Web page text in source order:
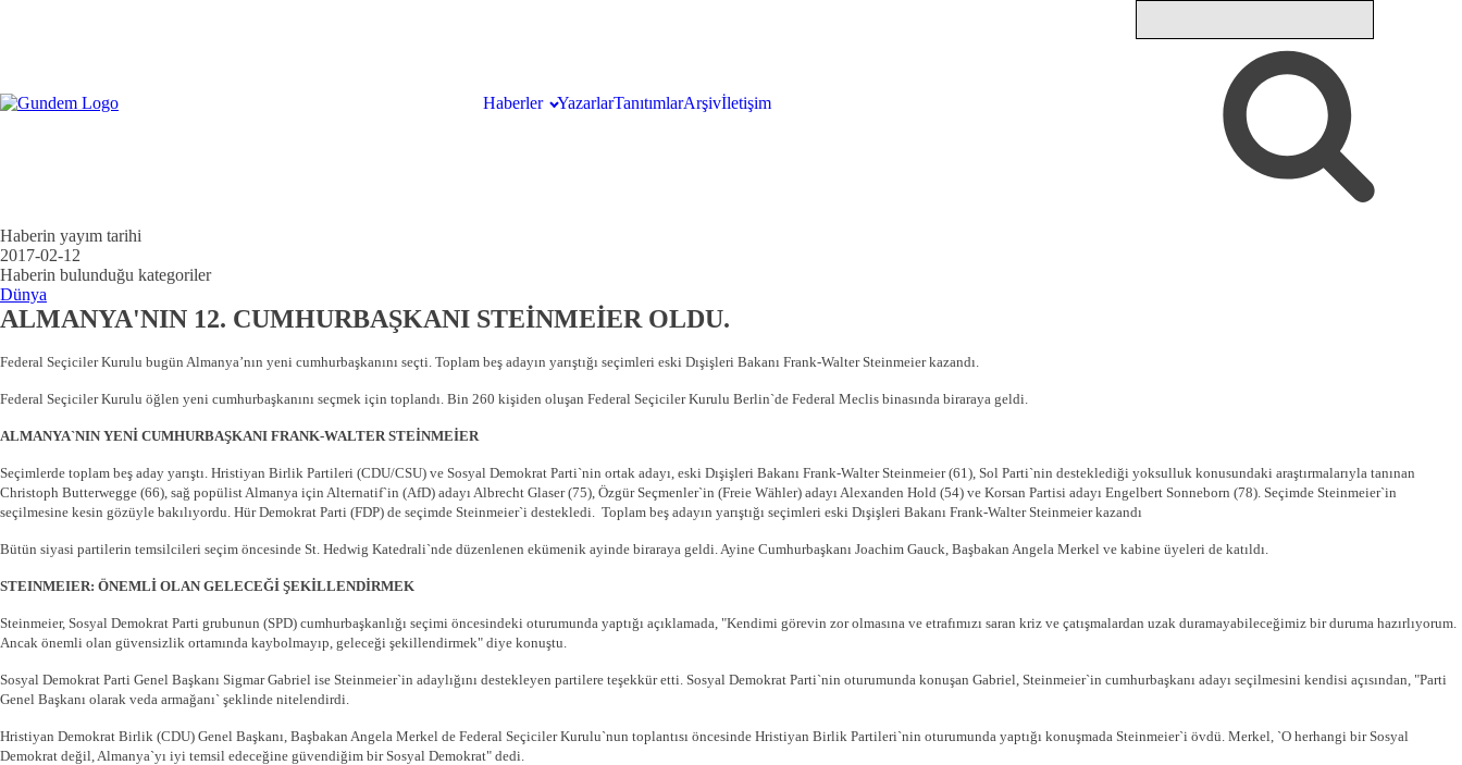
Haberler YazarlarTanıtımlarArşivİletişim
Haberin yayım tarihi
2017-02-12
Haberin bulunduğu kategoriler
Dünya
ALMANYA'NIN 12. CUMHURBAŞKANI STEİNMEİER OLDU.
Federal Seçiciler Kurulu bugün Almanya’nın yeni cumhurbaşkanını seçti. Toplam beş adayın yarıştığı seçimleri eski Dışişleri Bakanı Frank-Walter Steinmeier kazandı.
Federal Seçiciler Kurulu öğlen yeni cumhurbaşkanını seçmek için toplandı. Bin 260 kişiden oluşan Federal Seçiciler Kurulu Berlin`de Federal Meclis binasında biraraya geldi.
ALMANYA`NIN YENİ CUMHURBAŞKANI FRANK-WALTER STEİNMEİER
Seçimlerde toplam beş aday yarıştı. Hristiyan Birlik Partileri (CDU/CSU) ve Sosyal Demokrat Parti`nin ortak adayı, eski Dışişleri Bakanı Frank-Walter Steinmeier (61), Sol Parti`nin desteklediği yoksulluk konusundaki araştırmalarıyla tanınan
Christoph Butterwegge (66), sağ popülist Almanya için Alternatif`in (AfD) adayı Albrecht Glaser (75), Özgür Seçmenler`in (Freie Wähler) adayı Alexanden Hold (54) ve Korsan Partisi adayı Engelbert Sonneborn (78). Seçimde Steinmeier`in
seçilmesine kesin gözüyle bakılıyordu. Hür Demokrat Parti (FDP) de seçimde Steinmeier`i destekledi. Toplam beş adayın yarıştığı seçimleri eski Dışişleri Bakanı Frank-Walter Steinmeier kazandı
Bütün siyasi partilerin temsilcileri seçim öncesinde St. Hedwig Katedrali`nde düzenlenen ekümenik ayinde biraraya geldi. Ayine Cumhurbaşkanı Joachim Gauck, Başbakan Angela Merkel ve kabine üyeleri de katıldı.
STEINMEIER: ÖNEMLİ OLAN GELECEĞİ ŞEKİLLENDİRMEK
Steinmeier, Sosyal Demokrat Parti grubunun (SPD) cumhurbaşkanlığı seçimi öncesindeki oturumunda yaptığı açıklamada, "Kendimi görevin zor olmasına ve etrafımızı saran kriz ve çatışmalardan uzak duramayabileceğimiz bir duruma hazırlıyorum.
Ancak önemli olan güvensizlik ortamında kaybolmayıp, geleceği şekillendirmek" diye konuştu.
Sosyal Demokrat Parti Genel Başkanı Sigmar Gabriel ise Steinmeier`in adaylığını destekleyen partilere teşekkür etti. Sosyal Demokrat Parti`nin oturumunda konuşan Gabriel, Steinmeier`in cumhurbaşkanı adayı seçilmesini kendisi açısından, "Parti
Genel Başkanı olarak veda armağanı` şeklinde nitelendirdi.
Hristiyan Demokrat Birlik (CDU) Genel Başkanı, Başbakan Angela Merkel de Federal Seçiciler Kurulu`nun toplantısı öncesinde Hristiyan Birlik Partileri`nin oturumunda yaptığı konuşmada Steinmeier`i övdü. Merkel, `O herhangi bir Sosyal
Demokrat değil, Almanya`yı iyi temsil edeceğine güvendiğim bir Sosyal Demokrat" dedi.